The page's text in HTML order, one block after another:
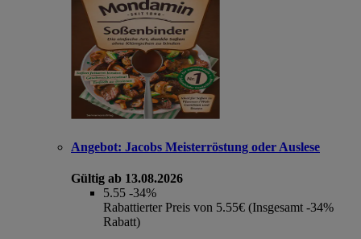
Angebot: Jacobs Meisterröstung oder Auslese
Gültig ab 13.08.2026
5.55 -34%
Rabattierter Preis von 5.55€ (Insgesamt -34%
Rabatt)